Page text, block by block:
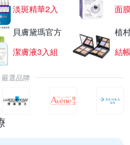
淡斑精華2入
面
貝膚黛瑪官方
潔膚液3入組
植
結
嚴選品牌